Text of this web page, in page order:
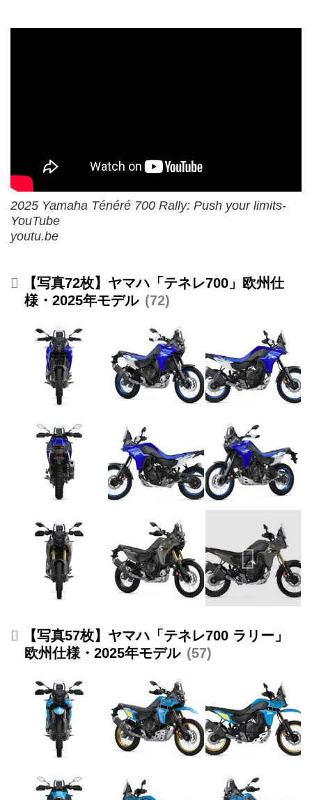
2025 Yamaha Ténéré 700 Rally: Push your limits-
YouTube
youtu.be
【写真72枚】ヤマハ「テネレ700」欧州仕
様・2025年モデル
72
【写真57枚】ヤマハ「テネレ700 ラリー」
欧州仕様・2025年モデル
57